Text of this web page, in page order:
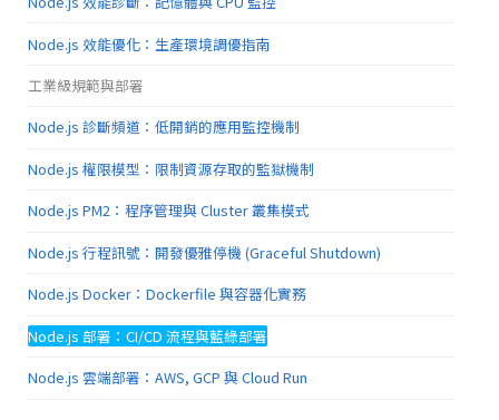
Node.js 效能優化：生產環境調優指南
工業級規範與部署
Node.js 診斷頻道：低開銷的應用監控機制
Node.js 權限模型：限制資源存取的監獄機制
Node.js PM2：程序管理與 Cluster 叢集模式
Node.js 行程訊號：開發優雅停機 (Graceful Shutdown)
Node.js Docker：Dockerfile 與容器化實務
Node.js 部署：CI/CD 流程與藍綠部署
Node.js 雲端部署：AWS, GCP 與 Cloud Run